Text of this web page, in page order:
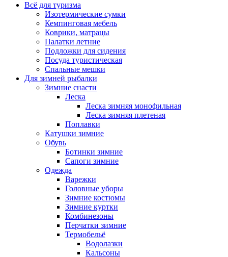
Всё для туризма
Изотермические сумки
Кемпинговая мебель
Коврики, матрацы
Палатки летние
Подложки для сидения
Посуда туристическая
Спальные мешки
Для зимней рыбалки
Зимние снасти
Леска
Леска зимняя монофильная
Леска зимняя плетеная
Поплавки
Катушки зимние
Обувь
Ботинки зимние
Сапоги зимние
Одежда
Варежки
Головные уборы
Зимние костюмы
Зимние куртки
Комбинезоны
Перчатки зимние
Термобельё
Водолазки
Кальсоны